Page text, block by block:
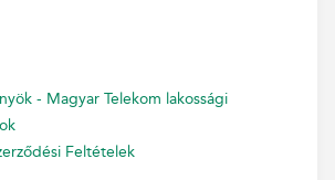
- Magyar Telekom lakossági
Feltételek